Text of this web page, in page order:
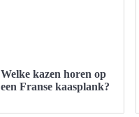
Welke kazen horen op
een Franse kaasplank?